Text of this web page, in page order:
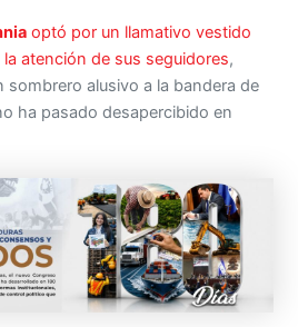
optó por un llamativo vestido
atención de sus seguidores,
alusivo a la bandera de
ha pasado desapercibido en